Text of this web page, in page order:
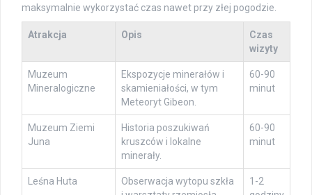
maksymalnie wykorzystać czas nawet przy złej pogodzie.
Atrakcja Opis
Czas
wizyty
Muzeum
Mineralogiczne
Ekspozycje minerałów i
skamieniałości, w tym
Meteoryt Gibeon.
60-90
minut
Muzeum Ziemi
Juna
Historia poszukiwań
kruszców i lokalne
minerały.
60-90
minut
Leśna Huta
Obserwacja wytopu szkła
1-2